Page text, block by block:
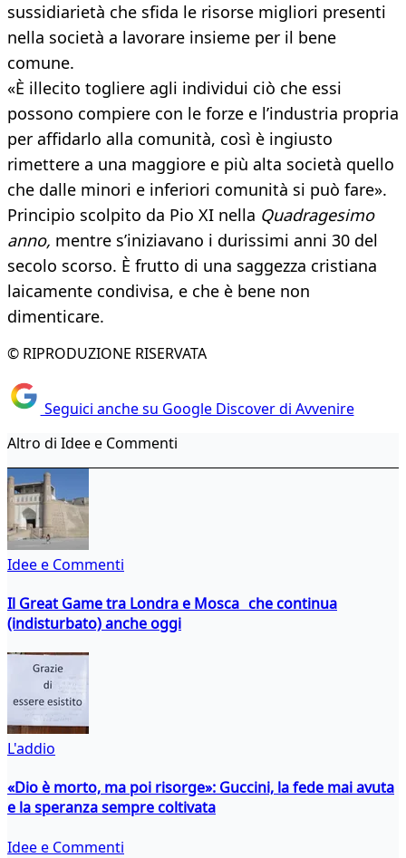
sussidiarietà che sfida le risorse migliori presenti
nella società a lavorare insieme per il bene
comune.
«È illecito togliere agli individui ciò che essi
possono compiere con le forze e l’industria propria
per affidarlo alla comunità, così è ingiusto
rimettere a una maggiore e più alta società quello
che dalle minori e inferiori comunità si può fare».
Principio scolpito da Pio XI nella Quadragesimo
anno, mentre s’iniziavano i durissimi anni 30 del
secolo scorso. È frutto di una saggezza cristiana
laicamente condivisa, e che è bene non
dimenticare.
© RIPRODUZIONE RISERVATA
Seguici anche su Google Discover di Avvenire
Altro di Idee e Commenti
Idee e Commenti
Il Great Game tra Londra e Mosca che continua
(indisturbato) anche oggi
L'addio
«Dio è morto, ma poi risorge»: Guccini, la fede mai avuta
e la speranza sempre coltivata
Idee e Commenti